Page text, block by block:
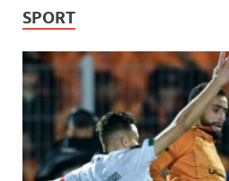
SPORT